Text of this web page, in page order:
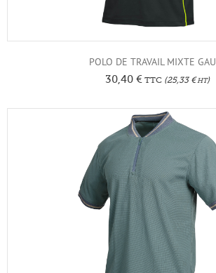
POLO DE TRAVAIL MIXTE
30,40 €TTC(25,33 €HT)